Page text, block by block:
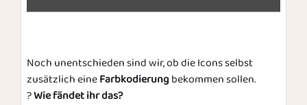
Noch unentschieden sind wir, ob die Icons selbst
zusätzlich eineFarbkodierungbekommen sollen.
?Wie fändet ihr das?